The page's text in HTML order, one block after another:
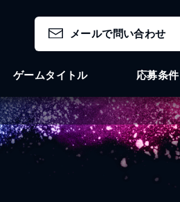
ゲームタイトル 応募条件
メールで問い合わせ